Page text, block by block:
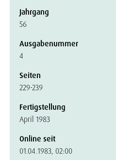
Jahrgang
56
Ausgabenummer
4
Seiten
229-239
Fertigstellung
April 1983
Online seit
01.04.1983, 02:00